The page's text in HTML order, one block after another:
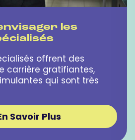
les
offrent des
carrière gratifiantes,
qui sont très
Savoir Plus​